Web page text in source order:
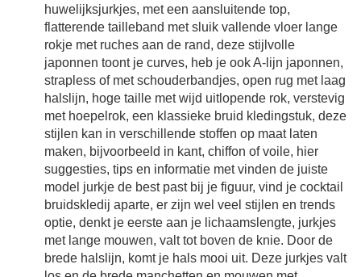
huwelijksjurkjes, met een aansluitende top,
flatterende tailleband met sluik vallende vloer lange
rokje met ruches aan de rand, deze stijlvolle
japonnen toont je curves, heb je ook A-lijn japonnen,
strapless of met schouderbandjes, open rug met laag
halslijn, hoge taille met wijd uitlopende rok, verstevig
met hoepelrok, een klassieke bruid kledingstuk, deze
stijlen kan in verschillende stoffen op maat laten
maken, bijvoorbeeld in kant, chiffon of voile, hier
suggesties, tips en informatie met vinden de juiste
model jurkje de best past bij je figuur, vind je cocktail
bruidskledij aparte, er zijn wel veel stijlen en trends
optie, denkt je eerste aan je lichaamslengte, jurkjes
met lange mouwen, valt tot boven de knie. Door de
brede halslijn, komt je hals mooi uit. Deze jurkjes valt